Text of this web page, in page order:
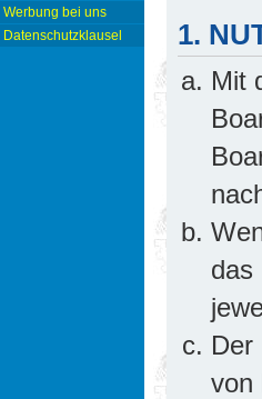
Werbung bei uns
Datenschutzklausel
1.
Mit
das
Der
von